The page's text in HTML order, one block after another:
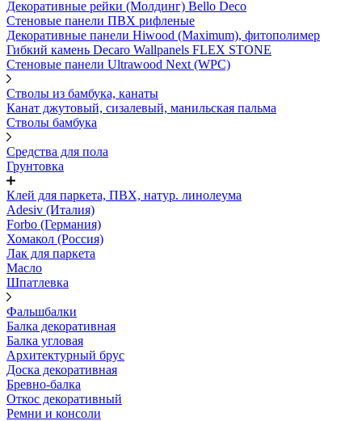
Декоративные рейки (Молдинг) Bello Deco
Стеновые панели ПВХ рифленые
Декоративные панели Hiwood (Maximum), фитополимер
Гибкий камень Decaro Wallpanels FLEX STONE
Стеновые панели Ultrawood Next (WPC)
Стволы из бамбука, канаты
Канат джутовый, сизалевый, манильская пальма
Стволы бамбука
Средства для пола
Грунтовка
Клей для паркета, ПВХ, натур. линолеума
Adesiv (Италия)
Forbo (Германия)
Хомакол (Россия)
Лак для паркета
Масло
Шпатлевка
Фальшбалки
Балка декоративная
Балка угловая
Архитектурный брус
Доска декоративная
Бревно-балка
Откос декоративный
Ремни и консоли